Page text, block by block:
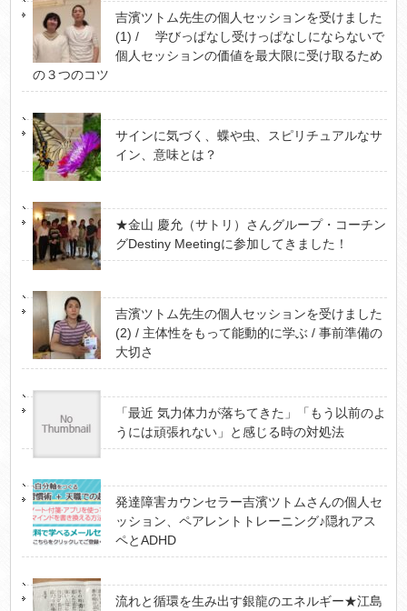
吉濱ツトム先生の個人セッションを受けました
(1) / 学びっぱなし受けっぱなしにならないで
個人セッションの価値を最大限に受け取るため
の３つのコツ
サインに気づく、蝶や虫、スピリチュアルなサ
イン、意味とは？
★金山 慶允（サトリ）さんグループ・コーチン
グDestiny Meetingに参加してきました！
吉濱ツトム先生の個人セッションを受けました
(2) / 主体性をもって能動的に学ぶ / 事前準備の
大切さ
「最近 気力体力が落ちてきた」「もう以前のよ
うには頑張れない」と感じる時の対処法
発達障害カウンセラー吉濱ツトムさんの個人セ
ッション、ペアレントトレーニング♪隠れアス
ペとADHD
流れと循環を生み出す銀龍のエネルギー★江島